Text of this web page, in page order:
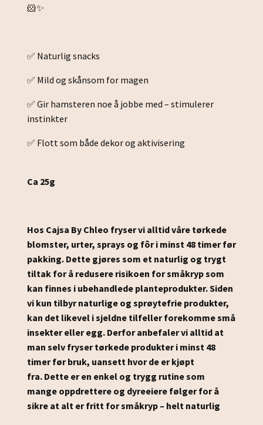
🐹✨
✅ Naturlig snacks
✅ Mild og skånsom for magen
✅ Gir hamsteren noe å jobbe med – stimulerer
instinkter
✅ Flott som både dekor og aktivisering
Ca 25g
Hos Cajsa By Chleo fryser vi alltid våre tørkede
blomster, urter, sprays og fôr i minst 48 timer før
pakking. Dette gjøres som et naturlig og trygt
tiltak for å redusere risikoen for småkryp som
kan finnes i ubehandlede planteprodukter.Siden
vi kun tilbyr naturlige og sprøytefrie produkter,
kan det likevel i sjeldne tilfeller forekomme små
insekter eller egg. Derfor anbefaler vi alltid at
man selv fryser tørkede produkter i minst 48
timer før bruk, uansett hvor de er kjøpt
fra. Dette er en enkel og trygg rutine som
mange oppdrettere og dyreeiere følger for å
sikre at alt er fritt for småkryp – helt naturlig